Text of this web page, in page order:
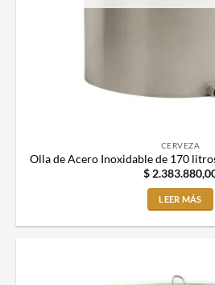
CERVEZA
Olla de Acero Inoxidable de 170
$
LEER MÁS